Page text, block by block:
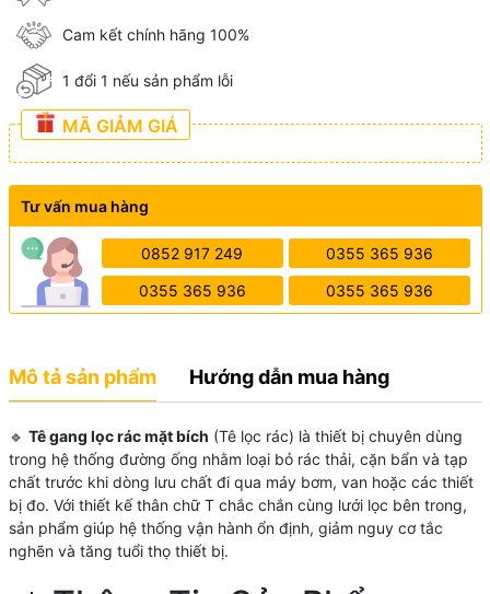
Cam kết chính hãng 100%
1 đổi 1 nếu sản phẩm lỗi
MÃ GIẢM GIÁ
Tư vấn mua hàng
0852 917 249 0355 365 936
0355 365 936 0355 365 936
Mô tả sản phẩm Hướng dẫn mua hàng
🔹 Tê gang lọc rác mặt bích (Tê lọc rác) là thiết bị chuyên dùng
trong hệ thống đường ống nhằm loại bỏ rác thải, cặn bẩn và tạp
chất trước khi dòng lưu chất đi qua máy bơm, van hoặc các thiết
bị đo. Với thiết kế thân chữ T chắc chắn cùng lưới lọc bên trong,
sản phẩm giúp hệ thống vận hành ổn định, giảm nguy cơ tắc
nghẽn và tăng tuổi thọ thiết bị.